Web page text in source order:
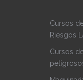
Cursos
Riesgos
Cursos